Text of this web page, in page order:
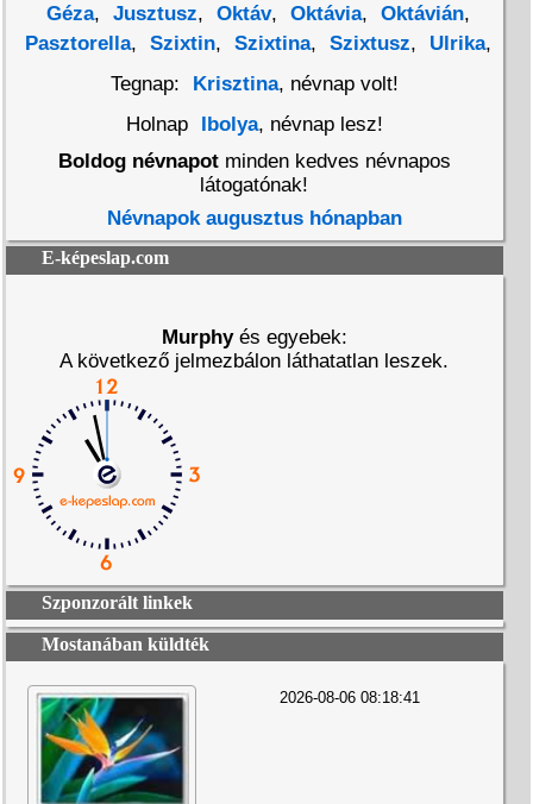
Géza, Jusztusz, Oktáv, Oktávia, Oktávián,
Pasztorella, Szixtin, Szixtina, Szixtusz, Ulrika,
Tegnap:
Krisztina, névnap volt!
Holnap
Ibolya, névnap lesz!
Boldog névnapotminden kedves névnapos
látogatónak!
Névnapok augusztus hónapban
E-képeslap.com
Murphyés egyebek:
A következő jelmezbálon láthatatlan leszek.
Szponzorált linkek
Mostanában küldték
2026-08-06 08:18:41